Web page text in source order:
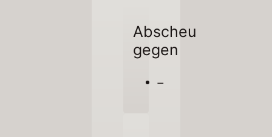
Abscheu
gegen
–